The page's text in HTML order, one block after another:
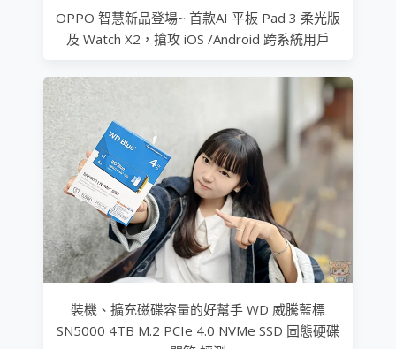
OPPO 智慧新品登場~ 首款AI 平板 Pad 3 柔光版
及 Watch X2，搶攻 iOS /Android 跨系統用戶
裝機、擴充磁碟容量的好幫手 WD 威騰藍標
SN5000 4TB M.2 PCIe 4.0 NVMe SSD 固態硬碟